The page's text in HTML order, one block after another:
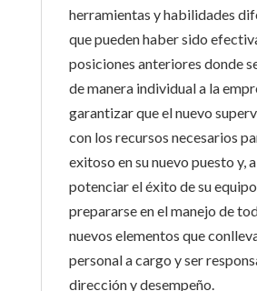
herramientas y habilidades
que pueden haber sido
posiciones anteriores donde
de manera individual a la
garantizar que el nuevo
con los recursos necesarios
exitoso en su nuevo puesto y,
potenciar el éxito de su
prepararse en el manejo de
nuevos elementos que
personal a cargo y ser
dirección y desempeño.